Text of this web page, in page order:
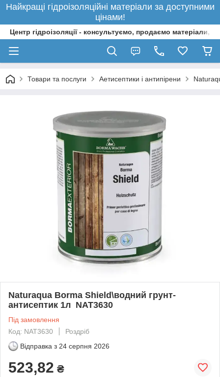
Найкращі гідроізоляційні матеріали за доступними
цінами!
Центр гідроізоляції - консультуємо, продаємо матеріали,
Товари та послуги Аетисептики і антипірени
Naturaqua Borma Shield\водний грунт-
антисептик 1л NAT3630
Під замовлення
Код: NAT3630
Роздріб
Відправка з 24 серпня 2026
523,82 ₴